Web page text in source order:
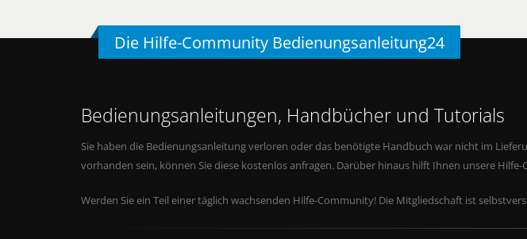
Die Hilfe-Community Bedienungsanleitung24
Bedienungsanleitungen, Handbücher und Tutorials
Sie haben die Bedienungsanleitung verloren oder das benötigte Handbuch war nicht im
vorhanden sein, können Sie diese kostenlos anfragen. Darüber hinaus hilft Ihnen unsere
Werden Sie ein Teil einer täglich wachsenden Hilfe-Community! Die Mitgliedschaft ist